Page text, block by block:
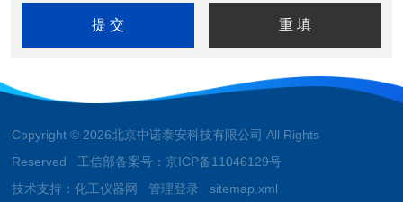
Copyright © 2026北京中诺泰安科技有限公司 All Rights
Reserved 工信部备案号： 京ICP备11046129号
技术支持：化工仪器网 管理登录 sitemap.xml